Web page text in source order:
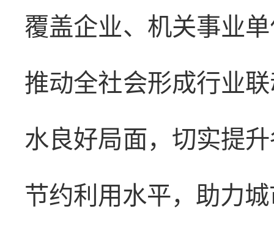
覆盖企业、机关事业
推动全社会形成行业
水良好局面，切实提
节约利用水平，助力